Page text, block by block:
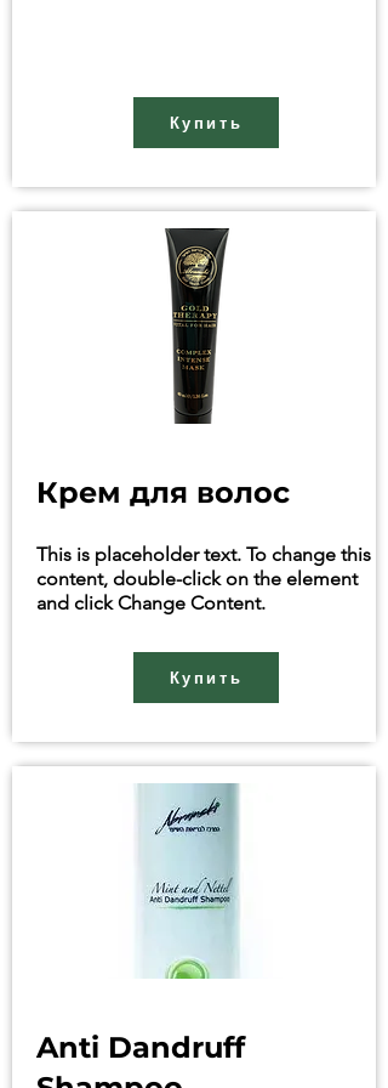
Купить
Крем для волос
This is placeholder text. To change this
content, double-click on the element
and click Change Content.
Купить
Anti Dandruff